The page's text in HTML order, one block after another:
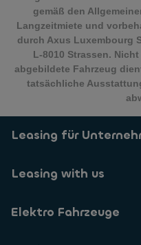
gemäß den
Langzeitmiete und
durch Axus Luxembourg
L-8010 Strassen.
abgebildete Fahrzeug
tatsächliche
Leasing für
Leasing with us
Elektro Fahrzeuge